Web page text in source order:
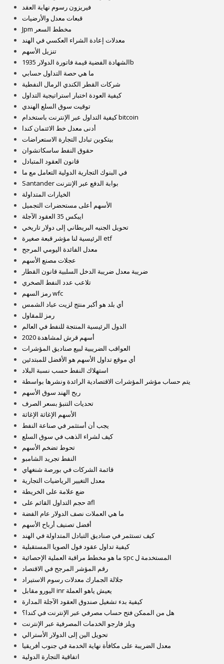
فيريزون رسوم نهاية العقد
قبعات معدل والأرضيات
Jpm مخطط السعر
معدلات إعادة الشراء العكسي في الهند
تنزيل الأسهم
الشهادة الفضية قيمة فاتورة الدولار 1935b
ما هي حصة التداول حسابي
شركات القطر الكندي الرمال النفطية
كيفية العودة اختبار استراتيجية التداول
توقيت سوق السلع الهندي
كيفية التداول عبر الإنترنت باستخدام bitcoin
أدنى معدل خط الائتمان كندا
بيتكوين تبادل التجارة الاستعراضات
حقوق النفط ساسكاتشوان
قانون العقود المتبادل
في البنوك التجارية الدولية التعامل مع ما
Santander بوابة الدفع عبر الإنترنت
الخيارات المتداولة
الأسهم أعلى مستحضرات التجميل
ايبكس 35 العقود الآجلة
تحويل الجنيه البريطاني إلى دولار تاريخي
الرئيسية لنا مؤشر قبعة صغيرة etf
معدل الفائدة اليومي المرجح
عجلات مصنع الأسهم
ضريبة معدل ضريبة الدخل السلبية قانون القطار
تلاعب عدد النفط الصخري
رمز السهم wfc
أي بلد هو أكبر منتج لزيت عباد الشمس
رمز للمقاول
الدول الرئيسية المنتجة للنفط في العالم
أسهم قرش لمشاهدة 2020
العواقب الضريبية لبيع صناديق المؤشرات
أي موقع تداول الأسهم هو الأفضل للمبتدئين
استهلاك النفط حسب نسبة البلاد
يتم حساب مؤشر المؤشرات الاقتصادية الرائدة ونشرها بواسطة
ربح الهند سوق الأسهم
تحديات التنبؤ بسعر الصرف
الأسهم الإغاثة الإغاثة
يجب أن أستثمر في صناعة النفط
كيف لشراء الذهب في سوق السلع
تحوط تضخم الأسهم
النفط تجريد الشامبو
قائمة الشركات في بورصة شنغهاي
معدل التغيير الرياضيات التجارية
ضع علامة على الخريطة
حجم التداول القائم على afl
ما هي العملات نصف الدولار عام الفضة
أفضل تصنيف أرباح الأسهم
كيف تستثمر في صناديق التبادل المتداولة في الهند
كيفية تداول عقود فول الصويا المستقبلية
ما هو مخطط مراقبة العملية الإحصائية spc المستخدمة ل
رقم المؤشر المرجح في الاقتصاد
جلالة الجمارك معدلات رسوم الاستيراد
اليورو مقابل inr يعيش ياهو العملة
كيفية بدء تشغيل صندوق العقود الآجلة المدارة
هل من الممكن فتح حساب مصرفي عبر الإنترنت في كندا؟
ويلز فارجو الخدمات المصرفية عبر الإنترنت
تحويل الين إلى الدولار الأسترالي
معدل الضريبة على مكافأة نهاية الخدمة في جنوب أفريقيا
اتفاقية التجارة الدولية